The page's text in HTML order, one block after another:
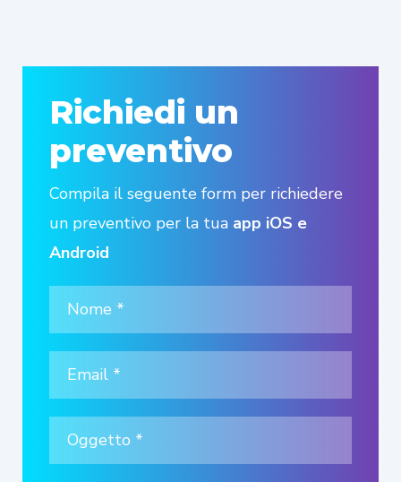
Richiedi un
preventivo
Compila il seguente form per richiedere
un preventivo per la tua app iOS e
Android